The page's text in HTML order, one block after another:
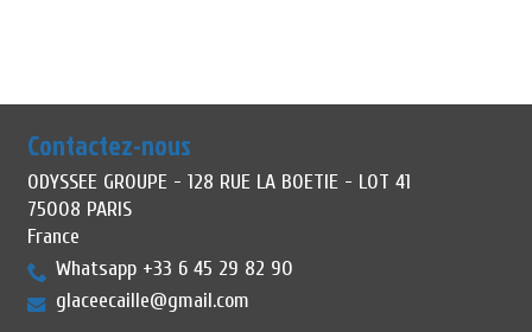
Contactez-nous
ODYSSEE GROUPE - 128 RUE LA BOETIE - LOT 41
75008 PARIS
France
Whatsapp +33 6 45 29 82 90
glaceecaille@gmail.com